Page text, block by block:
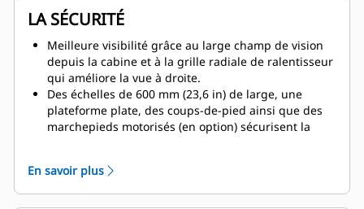
LA SÉCURITÉ
Meilleure visibilité grâce au large champ de vision
depuis la cabine et à la grille radiale de ralentisseur
qui améliore la vue à droite.
Des échelles de 600 mm (23,6 in) de large, une
plateforme plate, des coups-de-pied ainsi que des
marchepieds motorisés (en option) sécurisent la
telles que l'anti-renversement, des commandes de
traction, le limiteur de passage en marche arrière, la
En savoir plus